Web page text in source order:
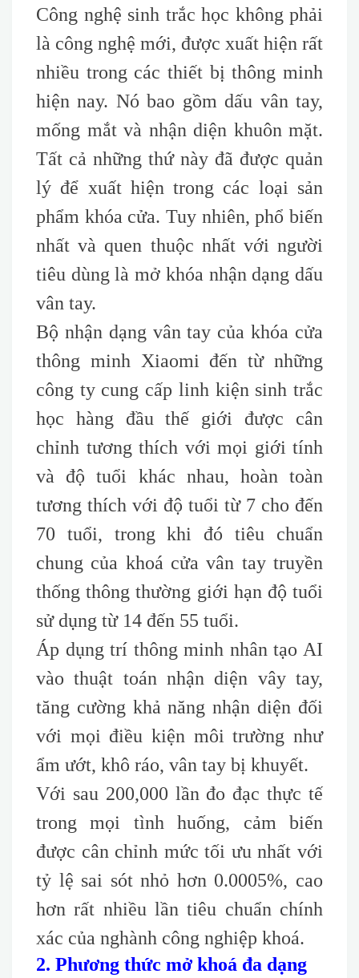
Công nghệ sinh trắc học không phải
là công nghệ mới, được xuất hiện rất
nhiều trong các thiết bị thông minh
hiện nay. Nó bao gồm dấu vân tay,
mống mắt và nhận diện khuôn mặt.
Tất cả những thứ này đã được quản
lý để xuất hiện trong các loại sản
phẩm khóa cửa. Tuy nhiên, phổ biến
nhất và quen thuộc nhất với người
tiêu dùng là mở khóa nhận dạng dấu
vân tay.
Bộ nhận dạng vân tay của khóa cửa
thông minh Xiaomi đến từ những
công ty cung cấp linh kiện sinh trắc
học hàng đầu thế giới được cân
chỉnh tương thích với mọi giới tính
và độ tuổi khác nhau, hoàn toàn
tương thích với độ tuổi từ 7 cho đến
70 tuổi, trong khi đó tiêu chuẩn
chung của khoá cửa vân tay truyền
thống thông thường giới hạn độ tuổi
sử dụng từ 14 đến 55 tuổi.
Áp dụng trí thông minh nhân tạo AI
vào thuật toán nhận diện vây tay,
tăng cường khả năng nhận diện đối
với mọi điều kiện môi trường như
ẩm ướt, khô ráo, vân tay bị khuyết.
Với sau 200,000 lần đo đạc thực tế
trong mọi tình huống, cảm biến
được cân chỉnh mức tối ưu nhất với
tỷ lệ sai sót nhỏ hơn 0.0005%, cao
hơn rất nhiều lần tiêu chuẩn chính
xác của nghành công nghiệp khoá.
2. Phương thức mở khoá đa dạng